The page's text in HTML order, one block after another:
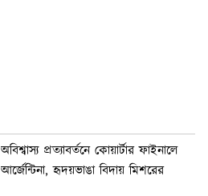
অবিশ্বাস্য প্রত্যাবর্তনে কোয়ার্টার ফাইনালে
আর্জেন্টিনা, হৃদয়ভাঙা বিদায় মিশরের